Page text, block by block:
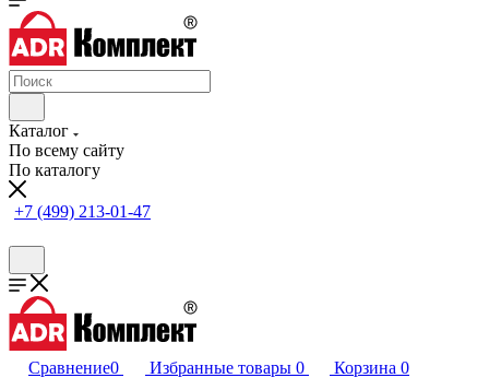
Каталог
По всему сайту
По каталогу
+7 (499) 213-01-47
Сравнение0 Избранные товары 0 Корзина 0